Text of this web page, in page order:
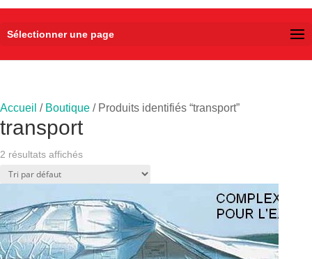
Sélectionner une page
Accueil / Boutique / Produits identifiés “transport”
transport
2 résultats affichés